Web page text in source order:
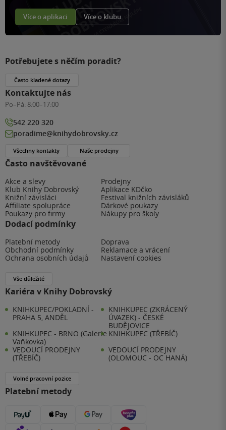
Více o aplikaci Více o klubu
Často navštěvované
Akce a slevy
Prodejny
Klub Knihy Dobrovský
Aplikace KDčko
Knižní závisláci
Festival knižních závisláků
Affiliate spolupráce
Dárkové poukazy
Poukazy pro firmy
Nákupy pro školy
Dodací podmínky
Platební metody
Doprava
Obchodní podmínky
Reklamace a vrácení
Ochrana osobních údajů
Nastavení cookies
Vše důležité
Kariéra v Knihy Dobrovský
KNIHKUPEC/POKLADNÍ -
PRAHA 5, ANDĚL
KNIHKUPEC (ZKRÁCENÝ
ÚVAZEK) - ČESKÉ
BUDĚJOVICE
KNIHKUPEC - BRNO (Galerie
Vaňkovka)
KNIHKUPEC (TŘEBÍČ)
VEDOUCÍ PRODEJNY
(TŘEBÍČ)
VEDOUCÍ PRODEJNY
(OLOMOUC - OC HANÁ)
Volné pracovní pozice
Platební metody
Potřebujete s něčím poradit?
Často kladené dotazy
Kontaktujte nás
Po–Pá: 8:00–17:00
542 220 320
poradime@knihydobrovsky.cz
Všechny kontakty Naše prodejny